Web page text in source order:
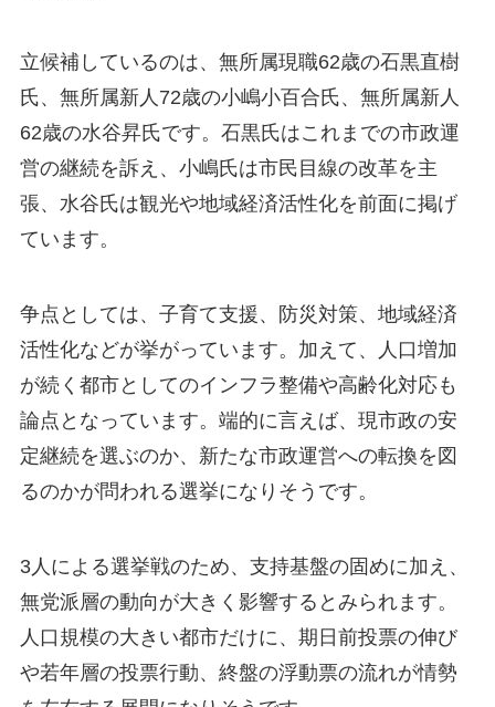
立候補しているのは、無所属現職62歳の石黒直樹
氏、無所属新人72歳の小嶋小百合氏、無所属新人
62歳の水谷昇氏です。石黒氏はこれまでの市政運
営の継続を訴え、小嶋氏は市民目線の改革を主
張、水谷氏は観光や地域経済活性化を前面に掲げ
ています。
争点としては、子育て支援、防災対策、地域経済
活性化などが挙がっています。加えて、人口増加
が続く都市としてのインフラ整備や高齢化対応も
論点となっています。端的に言えば、現市政の安
定継続を選ぶのか、新たな市政運営への転換を図
るのかが問われる選挙になりそうです。
3人による選挙戦のため、支持基盤の固めに加え、
無党派層の動向が大きく影響するとみられます。
人口規模の大きい都市だけに、期日前投票の伸び
や若年層の投票行動、終盤の浮動票の流れが情勢